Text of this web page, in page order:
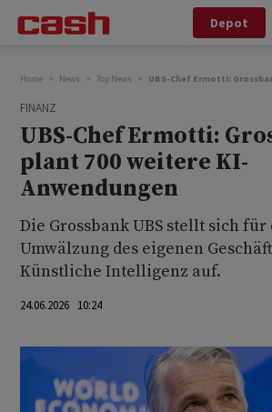
Depot
Home News Top News UBS-Chef Ermotti:
FINANZ
UBS-Chef Ermotti:
plant 700 weitere KI-
Anwendungen
Die Grossbank UBS stellt sich für
Umwälzung des eigenen
Künstliche Intelligenz ‌auf. ⁠
24.06.2026 10:24